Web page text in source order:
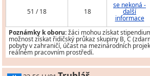
51 / 18 18
se nekoná -
další
informace
Poznámky k oboru:žáci mohou získat
možnost získat řidičský průkaz skupiny B, C
pobyty v zahraničí, účast na mezinárodních
reálném pracovním prostředí.